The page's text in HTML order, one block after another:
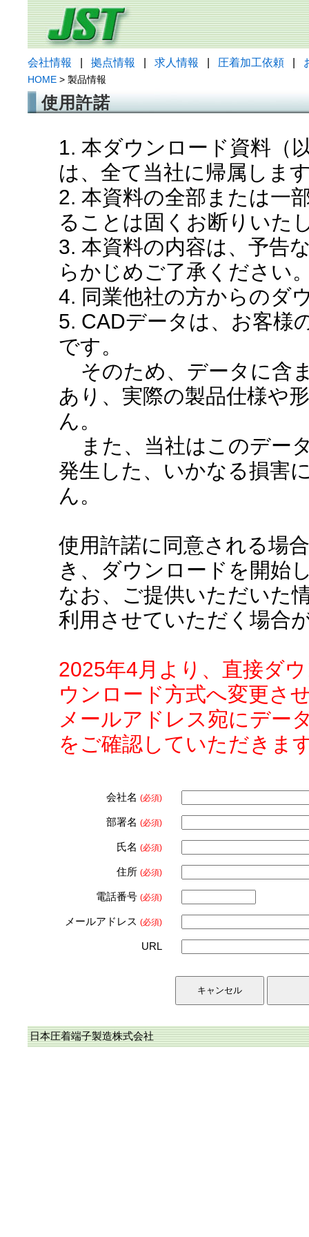
会社情報 拠点情報 求人情報 圧着加工依頼
HOME > 製品情報
使用許諾
1. 本ダウンロード資料（
は、全て当社に帰属しま
2. 本資料の全部または一
ることは固くお断りいた
3. 本資料の内容は、予告
らかじめご了承ください
4. 同業他社の方からのダ
5. CADデータは、お客様
です。
そのため、データに含
あり、実際の製品仕様や
ん。
また、当社はこのデー
発生した、いかなる損害
ん。
使用許諾に同意される場
き、ダウンロードを開始
なお、ご提供いただいた
利用させていただく場合
2025年4月より、直接ダ
ウンロード方式へ変更さ
メールアドレス宛にデー
をご確認していただきま
会社名 (必須)
部署名 (必須)
氏名 (必須)
住所 (必須)
電話番号 (必須)
メールアドレス (必須)
URL
日本圧着端子製造株式会社